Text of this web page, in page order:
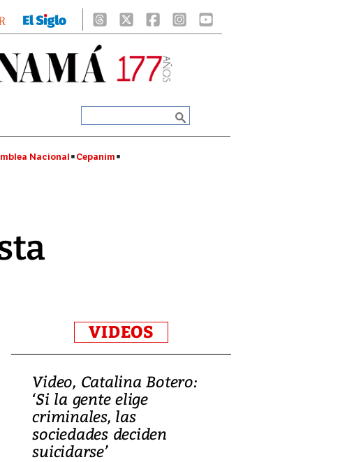
Nacional Cepanim
VIDEOS
Video, Catalina Botero:
‘Si la gente elige
criminales, las
sociedades deciden
suicidarse’